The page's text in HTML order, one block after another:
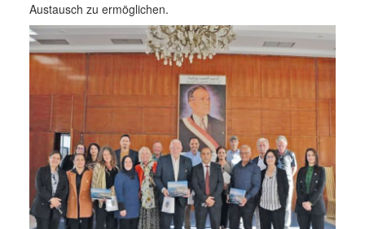
Austausch zu ermöglichen.